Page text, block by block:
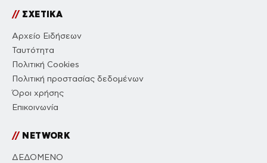
//ΣΧΕΤΙΚΑ
Αρχείο Ειδήσεων
Ταυτότητα
Πολιτική Cookies
Πολιτική προστασίας δεδομένων
Όροι χρήσης
Επικοινωνία
//NETWORK
ΔΕΔΟΜΕΝΟ